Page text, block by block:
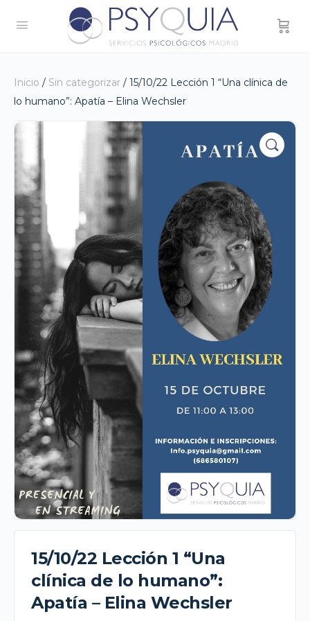
Inicio / Sin categorizar / 15/10/22 Lección 1 “Una clínica de
lo humano”: Apatía – Elina Wechsler
15/10/22 Lección 1 “Una
clínica de lo humano”:
Apatía – Elina Wechsler